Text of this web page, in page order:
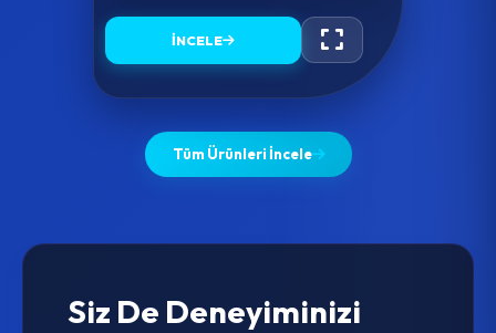
İNCELE
Tüm Ürünleri İncele
Siz De Deneyiminizi